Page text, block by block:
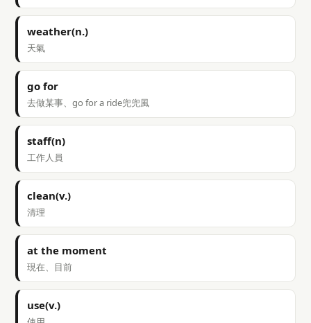
weather(n.)
天氣
go for
去做某事、go for a ride兜兜風
staff(n)
工作人員
clean(v.)
清理
at the moment
現在、目前
use(v.)